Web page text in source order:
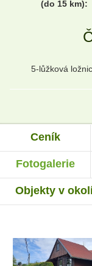
(do 15 km):
5-lůžková
Ceník
Fotogalerie
Objekty v